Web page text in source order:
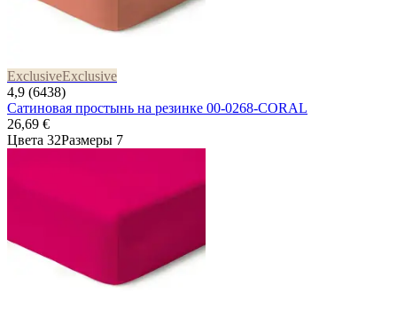
ExclusiveExclusive
4,9 (6438)
Сатиновая простынь на резинке 00-0268-CORAL
26,69 €
Цвета 32Размеры 7